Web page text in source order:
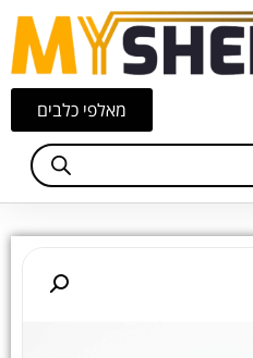
מאלפי כלבים